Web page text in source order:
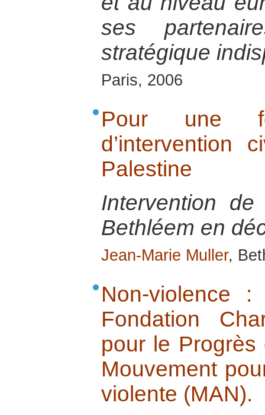
ses
stratégique
Paris, 2006
Pour une
d’intervention
Palestine
Intervention
Bethléem en
Jean-Marie Muller,
Non-violence
Fondation
pour le Progrès
Mouvement
violente (MAN).